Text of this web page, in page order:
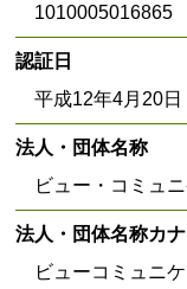
1010005016865
認証日
平成12年4月20日
法人・団体名称
ビュー・コミュ
法人・団体名称カナ
ビューコミュニ